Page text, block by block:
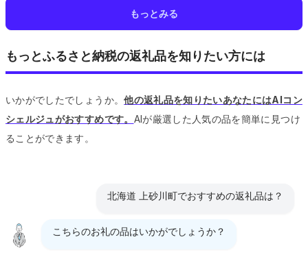
もっとみる
もっとふるさと納税の返礼品を知りたい方には
いかがでしたでしょうか。他の返礼品を知りたいあなたにはAIコン
シェルジュがおすすめです。 AIが厳選した人気の品を簡単に見つけ
ることができます。
北海道 上砂川町でおすすめの返礼品は？
こちらのお礼の品はいかがでしょうか？